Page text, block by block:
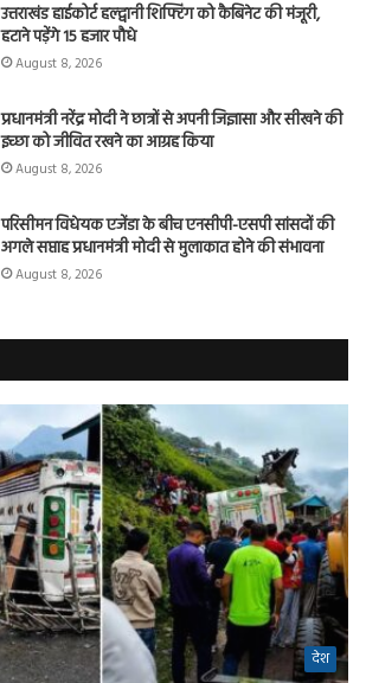
उत्तराखंड हाईकोर्ट हल्द्वानी शिफ्टिंग को कैबिनेट की मंजूरी,
हटाने पड़ेंगे 15 हजार पौधे
August 8, 2026
प्रधानमंत्री नरेंद्र मोदी ने छात्रों से अपनी जिज्ञासा और सीखने की
इच्छा को जीवित रखने का आग्रह किया
August 8, 2026
परिसीमन विधेयक एजेंडा के बीच एनसीपी-एसपी सांसदों की
अगले सप्ताह प्रधानमंत्री मोदी से मुलाकात होने की संभावना
August 8, 2026
देश